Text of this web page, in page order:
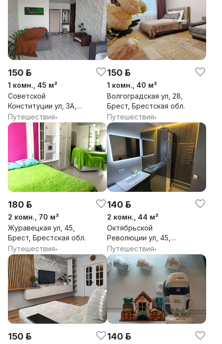
150 р.
1 комн., 45 м²
Советской
Конституции ул, 3А,
Брест, Брестская обл.
Путешествия•
150 р.
1 комн., 40 м²
Волгоградская ул, 28,
Брест, Брестская обл.
Путешествия•
180 р.
2 комн., 70 м²
Журавецкая ул, 45,
Брест, Брестская обл.
Путешествия•
140 р.
2 комн., 44 м²
Октябрьской
Революции ул, 45,
Брест, Брестская обл.
Путешествия•
150 р. 140 р.